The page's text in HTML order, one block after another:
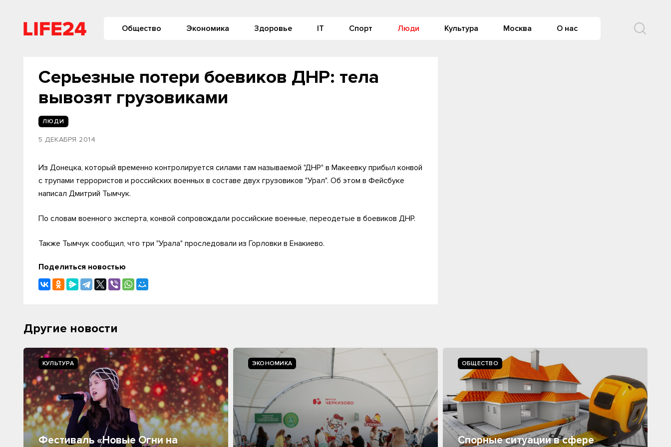
Общество Экономика Здоровье IT Спорт Люди Культура Москва О нас
Серьезные потери боевиков ДНР: тела
вывозят грузовиками
ЛЮДИ
5 ДЕКАБРЯ 2014
Из Донецка, который временно контролируется силами там называемой "ДНР" в Макеевку прибыл конвой
с трупами террористов и российских военных в составе двух грузовиков "Урал". Об этом в Фейсбуке
написал Дмитрий Тымчук.
По словам военного эксперта, конвой сопровождали российские военные, переодетые в боевиков ДНР.
Также Тымчук сообщил, что три "Урала" проследовали из Горловки в Енакиево.
Поделиться новостью
Другие новости
КУЛЬТУРА
Фестиваль «Новые Огни на
ЭКОНОМИКА ОБЩЕСТВО
Спорные ситуации в сфере